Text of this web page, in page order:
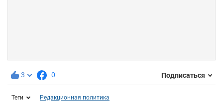
3 0 Подписаться
Теги Редакционная политика